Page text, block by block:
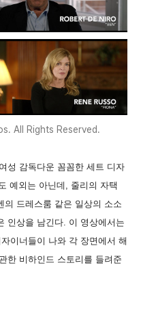
All Rights Reserved.
성 감독다운 꼼꼼한 세트 디자
예외는 아닌데, 줄리의 자택
의 드레스룸 같은 일상의 소소
인상을 남긴다. 이 영상에서는
이너들이 나와 각 장면에서 해
한 비하인드 스토리를 들려준